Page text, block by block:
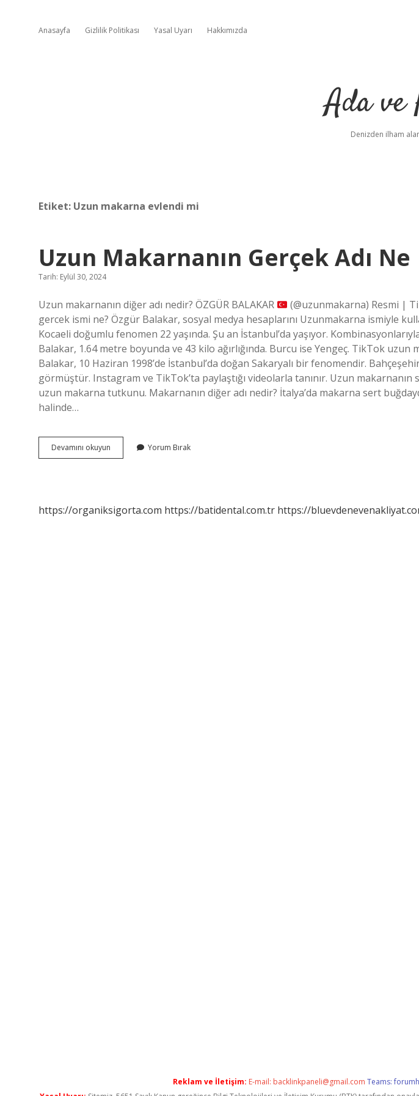
Anasayfa Gizlilik Politikası Yasal Uyarı Hakkımızda
Ada ve
Denizden ilham
Etiket: Uzun makarna evlendi mi
Uzun Makarnanın Gerçek Adı Ne
Tarih: Eylül 30, 2024
Uzun makarnanın diğer adı nedir? ÖZGÜR BALAKAR
(@uzunmakarna) Resmi |
gercek ismi ne? Özgür Balakar, sosyal medya hesaplarını Uzunmakarna ismiyle
Kocaeli doğumlu fenomen 22 yaşında. Şu an İstanbul’da yaşıyor.
Balakar, 1.64 metre boyunda ve 43 kilo ağırlığında. Burcu ise Yengeç. TikTok uzun
Balakar, 10 Haziran 1998’de İstanbul’da doğan Sakaryalı bir fenomendir.
görmüştür. Instagram ve TikTok’ta paylaştığı videolarla tanınır. Uzun makarnanın
uzun makarna tutkunu. Makarnanın diğer adı nedir? İtalya’da makarna sert
halinde…
Devamını okuyun
Makarnanın
Yorum Bırak
https://organiksigorta.com https://batidental.com.tr https://
Reklam ve İletişim: E-mail: backlinkpaneli@gmail.com Teams: